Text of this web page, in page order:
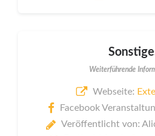
Weiterführende
Webseite:
Facebook
Veröffentlicht von: